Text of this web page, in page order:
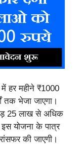
हर महीने ₹1000
तक भेजा जाएगा।
25 लाख से अधिक
योजना के पात्र
की जाएगी।